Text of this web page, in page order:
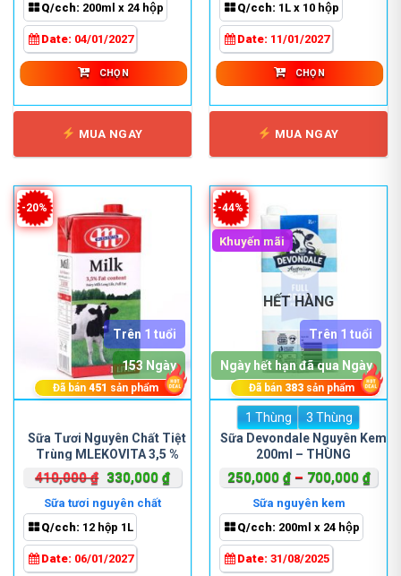
330,000 ₫
950,000 ₫
Q/cch: 200ml x 24 hộp
Date: 04/01/2027
CHỌN
thể.
Các
tùy
chọn
có
thể
chọn
trên
phẩm
MUA NGAY
Q/cch: 1L x 10 hộp
Date: 11/01/2027
CHỌN
thể.
Các
tùy
chọn
có
thể
chọn
trên
phẩm
MUA NGAY
-20%
Sữa Tươi Nguyên Chất Tiệt
Trùng MLEKOVITA 3,5 %
FAT (1 lít)
410,000₫ Giá
gốc
là:
410,000 ₫.
330,000 ₫Giá
330,000 ₫.
Sữa tươi nguyên chất
Q/cch: 12 hộp 1L
Date: 06/01/2027
Trên 1 tuổi
153 Ngày
Đã bán451 sản phẩm
-44%
Khuyến mãi
HẾT HÀNG
1 Thùng
3 Thùng
Sữa Devondale Nguyên Kem
200ml – THÙNG
250,000 ₫ – 700,000 ₫
Sữa nguyên kem
Q/cch: 200ml x 24 hộp
Date: 31/08/2025
Trên 1 tuổi
Ngày hết hạn đã qua Ngày
Đã bán 383 sản phẩm
Sản
phẩm
này
có
nhiều
biến
thể.
Các
tùy